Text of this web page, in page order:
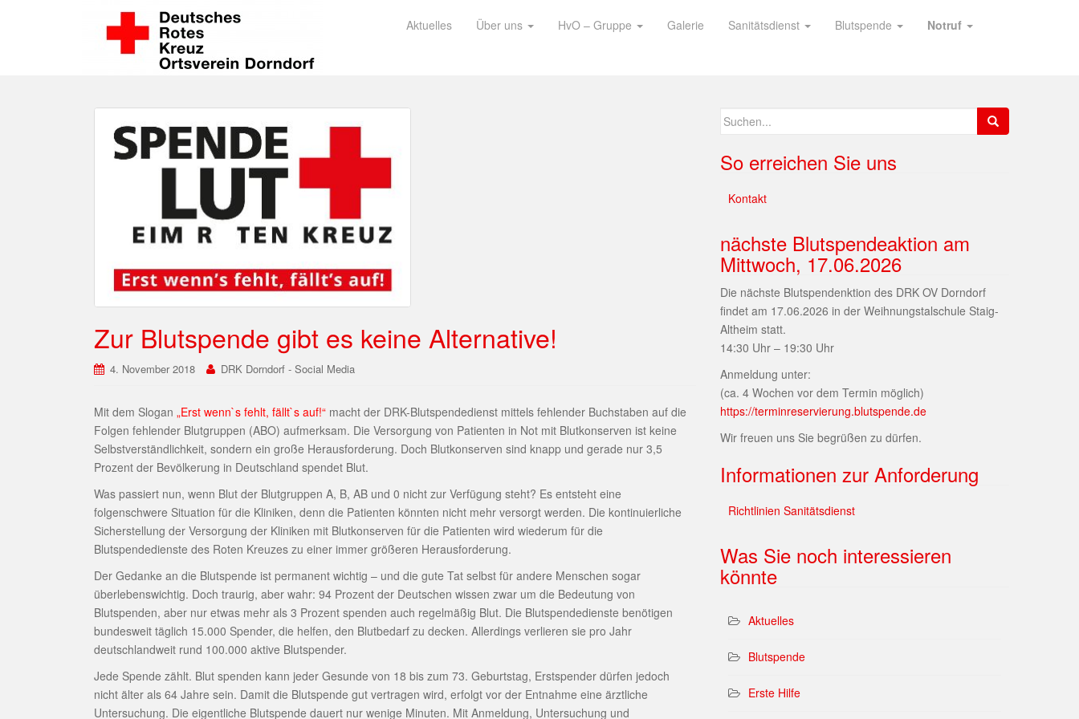
Aktuelles Über uns HvO – Gruppe Galerie Sanitätsdienst Blutspende Notruf
Zur Blutspende gibt es keine Alternative!
4. November 2018 DRK Dorndorf - Social Media
Mit dem Slogan „Erst wenn`s fehlt, fällt`s auf!“ macht der DRK-Blutspendedienst mittels fehlender Buchstaben auf die
Folgen fehlender Blutgruppen (ABO) aufmerksam. Die Versorgung von Patienten in Not mit Blutkonserven ist keine
Selbstverständlichkeit, sondern ein große Herausforderung. Doch Blutkonserven sind knapp und gerade nur 3,5
Prozent der Bevölkerung in Deutschland spendet Blut.
Was passiert nun, wenn Blut der Blutgruppen A, B, AB und 0 nicht zur Verfügung steht? Es entsteht eine
folgenschwere Situation für die Kliniken, denn die Patienten könnten nicht mehr versorgt werden. Die kontinuierliche
Sicherstellung der Versorgung der Kliniken mit Blutkonserven für die Patienten wird wiederum für die
Blutspendedienste des Roten Kreuzes zu einer immer größeren Herausforderung.
Der Gedanke an die Blutspende ist permanent wichtig – und die gute Tat selbst für andere Menschen sogar
überlebenswichtig. Doch traurig, aber wahr: 94 Prozent der Deutschen wissen zwar um die Bedeutung von
Blutspenden, aber nur etwas mehr als 3 Prozent spenden auch regelmäßig Blut. Die Blutspendedienste benötigen
bundesweit täglich 15.000 Spender, die helfen, den Blutbedarf zu decken. Allerdings verlieren sie pro Jahr
deutschlandweit rund 100.000 aktive Blutspender.
Jede Spende zählt. Blut spenden kann jeder Gesunde von 18 bis zum 73. Geburtstag, Erstspender dürfen jedoch
nicht älter als 64 Jahre sein. Damit die Blutspende gut vertragen wird, erfolgt vor der Entnahme eine ärztliche
Untersuchung. Die eigentliche Blutspende dauert nur wenige Minuten. Mit Anmeldung, Untersuchung und
So erreichen Sie uns
Kontakt
nächste Blutspendeaktion am
Mittwoch, 17.06.2026
Die nächste Blutspendenktion des DRK OV Dorndorf
findet am 17.06.2026 in der Weihnungstalschule Staig-
Altheim statt.
14:30 Uhr – 19:30 Uhr
Anmeldung unter:
(ca. 4 Wochen vor dem Termin möglich)
https://terminreservierung.blutspende.de
Wir freuen uns Sie begrüßen zu dürfen.
Informationen zur Anforderung
Richtlinien Sanitätsdienst
Was Sie noch interessieren
könnte
Aktuelles
Blutspende
Erste Hilfe